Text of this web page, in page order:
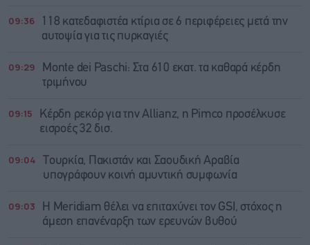
09:36
118 κατεδαφιστέα κτίρια σε 6 περιφέρειες μετά την
αυτοψία για τις πυρκαγιές
09:29
Monte dei Paschi: Στα 610 εκατ. τα καθαρά κέρδη
τριμήνου
09:15
Κέρδη ρεκόρ για την Allianz, η Pimco προσέλκυσε
εισροές 32 δισ.
09:04
Τουρκία, Πακιστάν και Σαουδική Αραβία
υπογράφουν κοινή αμυντική συμφωνία
09:03
Η Meridiam θέλει να επιταχύνει τον GSI, στόχος η
άμεση επανέναρξη των ερευνών βυθού